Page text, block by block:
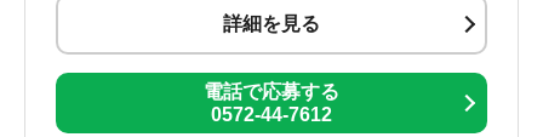
詳細を見る
電話で応募する
0572-44-7612